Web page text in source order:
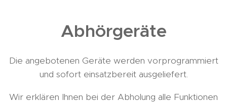
Abhörgeräte
Die angebotenen Geräte werden vorprogrammiert
und sofort einsatzbereit ausgeliefert.
Wir erklären Ihnen bei der Abholung alle Funktionen